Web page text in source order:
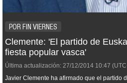
POR FIN VIERNES
Clemente: 'El partido de
fiesta popular vasca'
Última actualización: 27/12/2014 10:47
Javier Clemente ha afirmado que el partido